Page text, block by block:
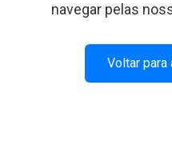
navegar pelas
Voltar para